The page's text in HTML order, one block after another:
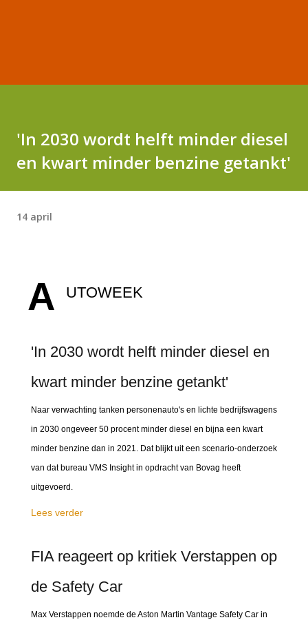
'In 2030 wordt helft minder diesel
en kwart minder benzine getankt'
14 april
A UTOWEEK
'In 2030 wordt helft minder diesel en
kwart minder benzine getankt'
Naar verwachting tanken personenauto's en lichte bedrijfswagens
in 2030 ongeveer 50 procent minder diesel en bijna een kwart
minder benzine dan in 2021. Dat blijkt uit een scenario-onderzoek
van dat bureau VMS Insight in opdracht van Bovag heeft
uitgevoerd.
Lees verder
FIA reageert op kritiek Verstappen op
de Safety Car
Max Verstappen noemde de Aston Martin Vantage Safety Car in